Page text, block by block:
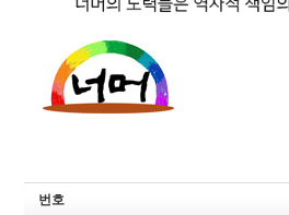
번호